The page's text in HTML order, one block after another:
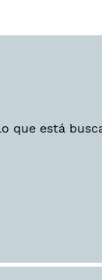
que está